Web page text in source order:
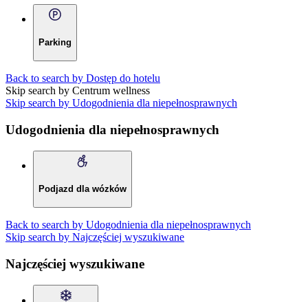
Parking
Back to search by Dostęp do hotelu
Skip search by Centrum wellness
Skip search by Udogodnienia dla niepełnosprawnych
Udogodnienia dla niepełnosprawnych
Podjazd dla wózków
Back to search by Udogodnienia dla niepełnosprawnych
Skip search by Najczęściej wyszukiwane
Najczęściej wyszukiwane